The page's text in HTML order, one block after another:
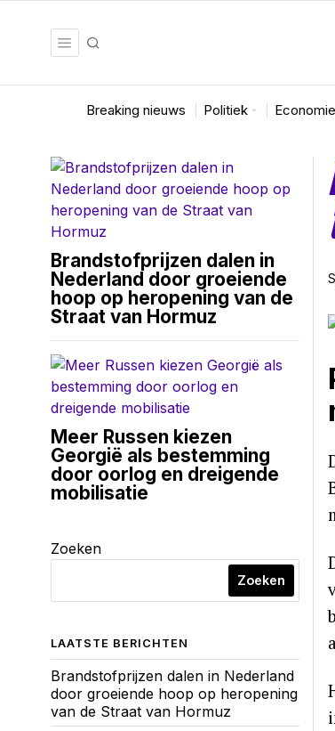
Breaking nieuws Politiek Economie
Brandstofprijzen dalen in
Nederland door groeiende
hoop op heropening van de
Straat van Hormuz
Meer Russen kiezen
Georgië als bestemming
door oorlog en dreigende
mobilisatie
Zoeken
Zoeken
LAATSTE BERICHTEN
Brandstofprijzen dalen in Nederland
door groeiende hoop op heropening
van de Straat van Hormuz